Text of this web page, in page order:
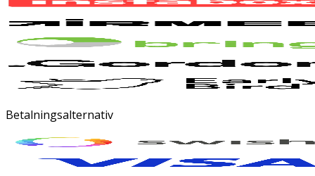
Betalningsalternativ